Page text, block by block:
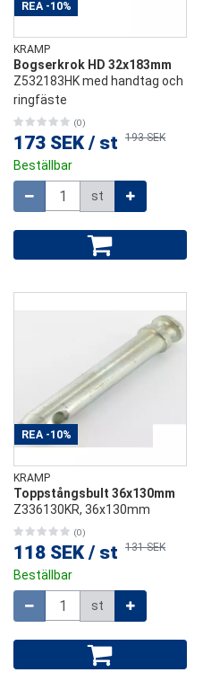
REA -10%
KRAMP
Bogserkrok HD 32x183mm
Z532183HK med handtag och
ringfäste
(0)
173 SEK / st 193 SEK
Beställbar
st
REA -10%
KRAMP
Toppstångsbult 36x130mm
Z336130KR, 36x130mm
(0)
118 SEK / st 131 SEK
Beställbar
st